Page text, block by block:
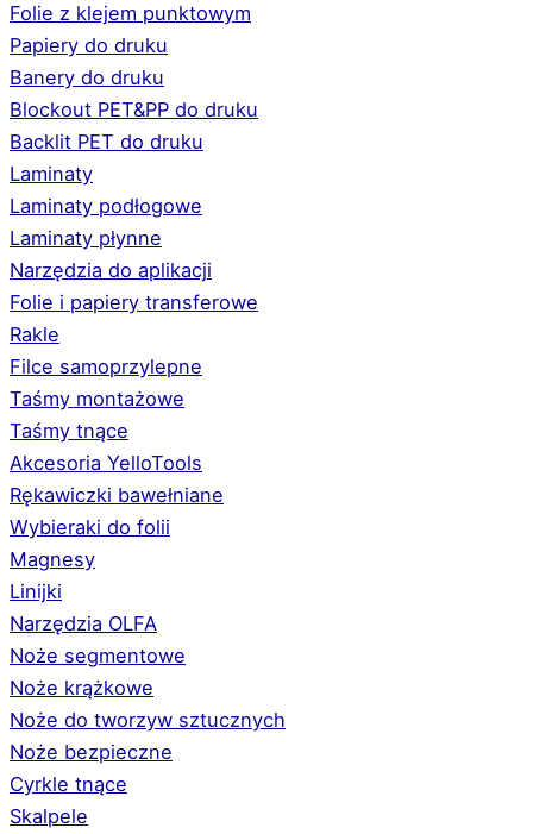
Folie z klejem punktowym
Papiery do druku
Banery do druku
Blockout PET&PP do druku
Backlit PET do druku
Laminaty
Laminaty podłogowe
Laminaty płynne
Narzędzia do aplikacji
Folie i papiery transferowe
Rakle
Filce samoprzylepne
Taśmy montażowe
Taśmy tnące
Akcesoria YelloTools
Rękawiczki bawełniane
Wybieraki do folii
Magnesy
Linijki
Narzędzia OLFA
Noże segmentowe
Noże krążkowe
Noże do tworzyw sztucznych
Noże bezpieczne
Cyrkle tnące
Skalpele